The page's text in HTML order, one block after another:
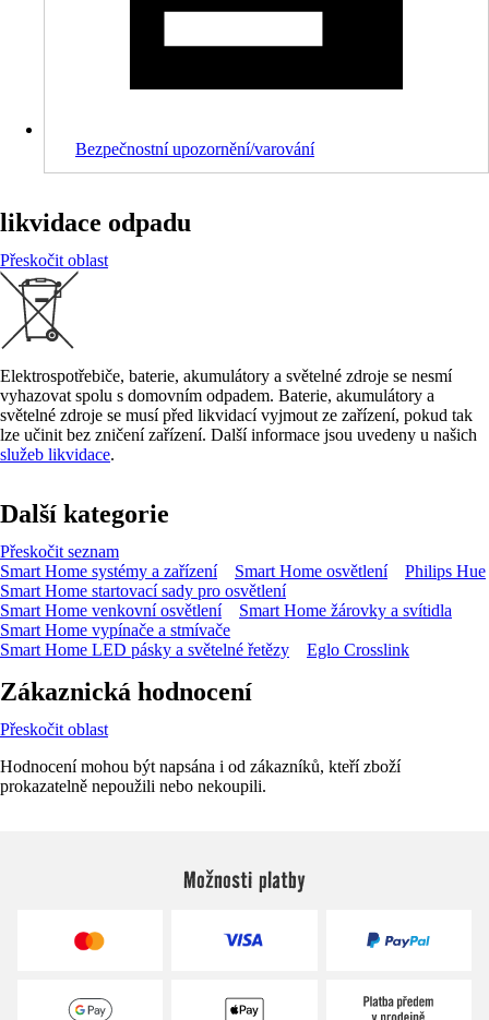
Bezpečnostní upozornění/varování
likvidace odpadu
Přeskočit oblast
Elektrospotřebiče, baterie, akumulátory a světelné zdroje se nesmí
vyhazovat spolu s domovním odpadem. Baterie, akumulátory a
světelné zdroje se musí před likvidací vyjmout ze zařízení, pokud tak
lze učinit bez zničení zařízení. Další informace jsou uvedeny u našich
služeb likvidace.
Další kategorie
Přeskočit seznam
Smart Home systémy a zařízení
Smart Home osvětlení
Philips Hue
Smart Home startovací sady pro osvětlení
Smart Home venkovní osvětlení
Smart Home žárovky a svítidla
Smart Home vypínače a stmívače
Smart Home LED pásky a světelné řetězy
Eglo Crosslink
Zákaznická hodnocení
Přeskočit oblast
Hodnocení mohou být napsána i od zákazníků, kteří zboží
prokazatelně nepoužili nebo nekoupili.
Možnosti platby